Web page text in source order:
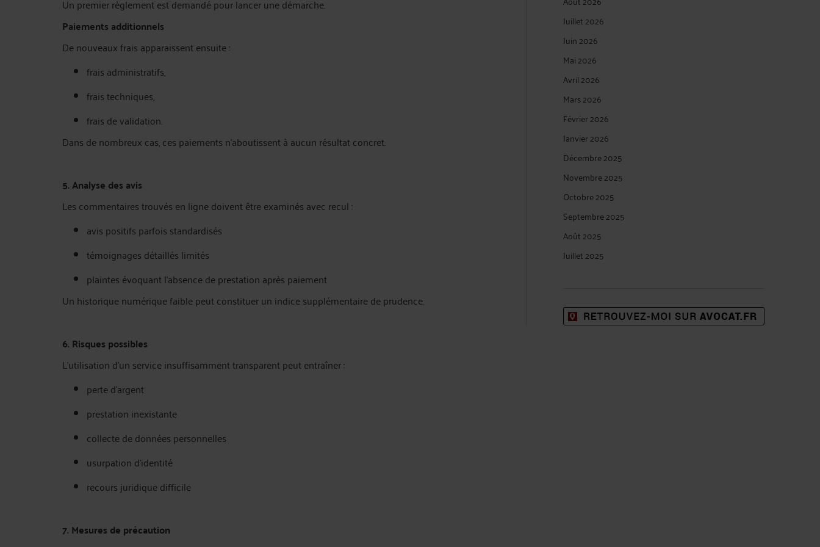
Un premier règlement est demandé pour lancer une démarche.
Paiements additionnels
De nouveaux frais apparaissent ensuite :
frais administratifs,
frais techniques,
frais de validation.
Dans de nombreux cas, ces paiements n’aboutissent à aucun résultat concret.
5. Analyse des avis
Les commentaires trouvés en ligne doivent être examinés avec recul :
avis positifs parfois standardisés
témoignages détaillés limités
plaintes évoquant l’absence de prestation après paiement
Un historique numérique faible peut constituer un indice supplémentaire de prudence.
6. Risques possibles
L’utilisation d’un service insuffisamment transparent peut entraîner :
perte d’argent
prestation inexistante
collecte de données personnelles
usurpation d’identité
recours juridique difficile
7. Mesures de précaution
Juillet 2026
Juin 2026
Mai 2026
Avril 2026
Mars 2026
Février 2026
Janvier 2026
Décembre 2025
Novembre 2025
Octobre 2025
Septembre 2025
Août 2025
Juillet 2025